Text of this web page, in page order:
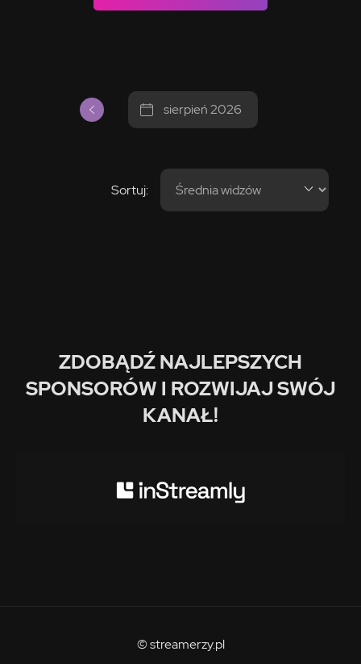
sierpień 2026
Sortuj:
ZDOBĄDŹ NAJLEPSZYCH
SPONSORÓW I ROZWIJAJ SWÓJ
KANAŁ!
© streamerzy.pl